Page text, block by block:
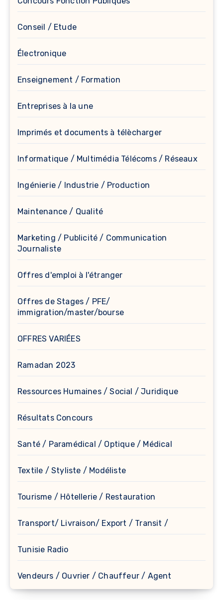
Conseil / Etude
Électronique
Enseignement / Formation
Entreprises à la une
Imprimés et documents à télècharger
Informatique / Multimédia Télécoms / Réseaux
Ingénierie / Industrie / Production
Maintenance / Qualité
Marketing / Publicité / Communication
Journaliste
Offres d'emploi à l'étranger
Offres de Stages / PFE/
immigration/master/bourse
OFFRES VARIÉES
Ramadan 2023
Ressources Humaines / Social / Juridique
Résultats Concours
Santé / Paramédical / Optique / Médical
Textile / Styliste / Modéliste
Tourisme / Hôtellerie / Restauration
Transport/ Livraison/ Export / Transit /
Tunisie Radio
Vendeurs / Ouvrier / Chauffeur / Agent